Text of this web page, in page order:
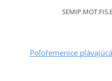
Polořemenice